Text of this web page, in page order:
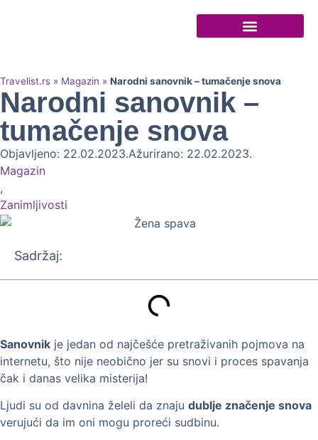
Travelist.rs » Magazin » Narodni sanovnik – tumačenje snova
Narodni sanovnik –
tumačenje snova
Objavljeno: 22.02.2023.Ažurirano: 22.02.2023.
Magazin
,
Zanimljivosti
Sadržaj:
Sanovnik je jedan od najčešće pretraživanih pojmova na
internetu, što nije neobično jer su snovi i proces spavanja
čak i danas velika misterija!
Ljudi su od davnina želeli da znaju dublje značenje snova
verujući da im oni mogu proreći sudbinu.